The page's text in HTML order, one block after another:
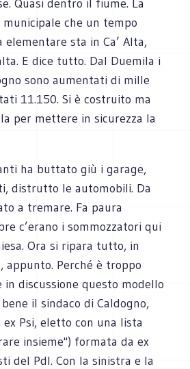
Quasi dentro il fiume. La
che un tempo
elementare sta in Ca’ Alta,
E dice tutto. Dal Duemila i
sono aumentati di mille
11.150. Si è costruito ma
per mettere in sicurezza la
ha buttato giù i garage,
distrutto le automobili. Da
a tremare. Fa paura
c’erano i sommozzatori qui
Ora si ripara tutto, in
appunto. Perché è troppo
discussione questo modello
il sindaco di Caldogno,
ex Psi, eletto con una lista
insieme") formata da ex
del Pdl. Con la sinistra e la